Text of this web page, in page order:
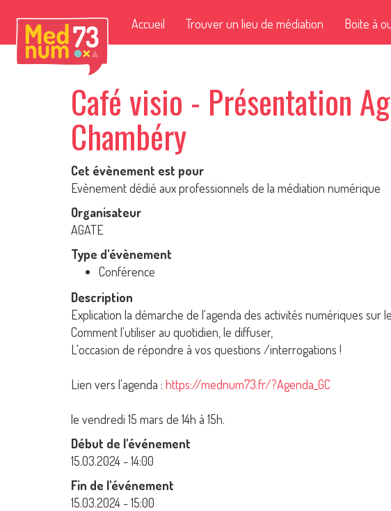
Accueil Trouver un lieu de médiation Boite à
Café visio - Présentation
Chambéry
Cet évènement est pour
Evènement dédié aux professionnels de la médiation numérique
Organisateur
AGATE
Type d'évènement
Conférence
Description
Explication la démarche de l'agenda des activités numériques sur
Comment l'utiliser au quotidien, le diffuser,
L'occasion de répondre à vos questions /interrogations !
Lien vers l'agenda : https://mednum73.fr/?Agenda_GC
le vendredi 15 mars de 14h à 15h.
Début de l'événement
15.03.2024 - 14:00
Fin de l'événement
15.03.2024 - 15:00